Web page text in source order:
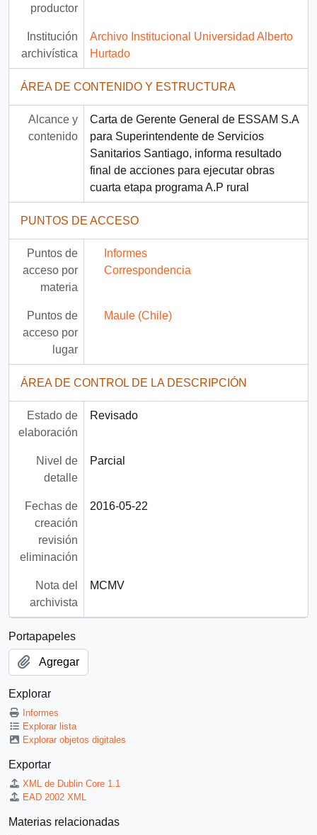
productor
Institución
archivística
Archivo Institucional Universidad Alberto
Hurtado
ÁREA DE CONTENIDO Y ESTRUCTURA
Alcance y
contenido
Carta de Gerente General de ESSAM S.A
para Superintendente de Servicios
Sanitarios Santiago, informa resultado
final de acciones para ejecutar obras
cuarta etapa programa A.P rural
PUNTOS DE ACCESO
Puntos de
acceso por
materia
Informes
Correspondencia
Puntos de
acceso por
lugar
Maule (Chile)
ÁREA DE CONTROL DE LA DESCRIPCIÓN
Estado de
elaboración
Revisado
Nivel de
detalle
Parcial
Fechas de
creación
revisión
eliminación
2016-05-22
Nota del
archivista
MCMV
Portapapeles
Agregar
Explorar
Informes
Explorar lista
Explorar objetos digitales
Exportar
XML de Dublin Core 1.1
EAD 2002 XML
Materias relacionadas